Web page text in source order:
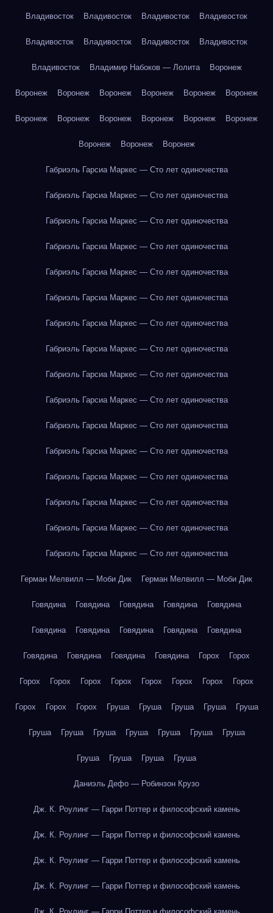
Владивосток Владивосток Владивосток Владивосток
Владивосток Владивосток Владивосток Владивосток
Владивосток Владимир Набоков — Лолита Воронеж
Воронеж Воронеж Воронеж Воронеж Воронеж Воронеж
Воронеж Воронеж Воронеж Воронеж Воронеж Воронеж
Воронеж Воронеж Воронеж
Габриэль Гарсиа Маркес — Сто лет одиночества
Габриэль Гарсиа Маркес — Сто лет одиночества
Габриэль Гарсиа Маркес — Сто лет одиночества
Габриэль Гарсиа Маркес — Сто лет одиночества
Габриэль Гарсиа Маркес — Сто лет одиночества
Габриэль Гарсиа Маркес — Сто лет одиночества
Габриэль Гарсиа Маркес — Сто лет одиночества
Габриэль Гарсиа Маркес — Сто лет одиночества
Габриэль Гарсиа Маркес — Сто лет одиночества
Габриэль Гарсиа Маркес — Сто лет одиночества
Габриэль Гарсиа Маркес — Сто лет одиночества
Габриэль Гарсиа Маркес — Сто лет одиночества
Габриэль Гарсиа Маркес — Сто лет одиночества
Габриэль Гарсиа Маркес — Сто лет одиночества
Габриэль Гарсиа Маркес — Сто лет одиночества
Габриэль Гарсиа Маркес — Сто лет одиночества
Герман Мелвилл — Моби Дик Герман Мелвилл — Моби Дик
Говядина Говядина Говядина Говядина Говядина
Говядина Говядина Говядина Говядина Говядина
Говядина Говядина Говядина Говядина Горох Горох
Горох Горох Горох Горох Горох Горох Горох Горох
Горох Горох Горох Груша Груша Груша Груша Груша
Груша Груша Груша Груша Груша Груша Груша
Груша Груша Груша Груша
Даниэль Дефо — Робинзон Крузо
Дж. К. Роулинг — Гарри Поттер и философский камень
Дж. К. Роулинг — Гарри Поттер и философский камень
Дж. К. Роулинг — Гарри Поттер и философский камень
Дж. К. Роулинг — Гарри Поттер и философский камень